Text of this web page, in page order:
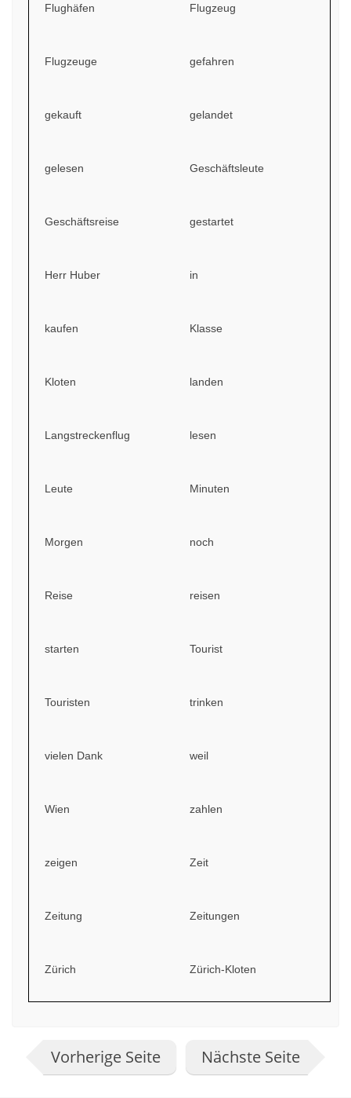
Flughäfen Flugzeug
Flugzeuge gefahren
gekauft gelandet
gelesen Geschäftsleute
Geschäftsreise gestartet
Herr Huber in
kaufen Klasse
Kloten landen
Langstreckenflug lesen
Leute Minuten
Morgen noch
Reise reisen
starten Tourist
Touristen trinken
vielen Dank weil
Wien zahlen
zeigen Zeit
Zeitung Zeitungen
Zürich Zürich-Kloten
Vorherige Seite Nächste Seite